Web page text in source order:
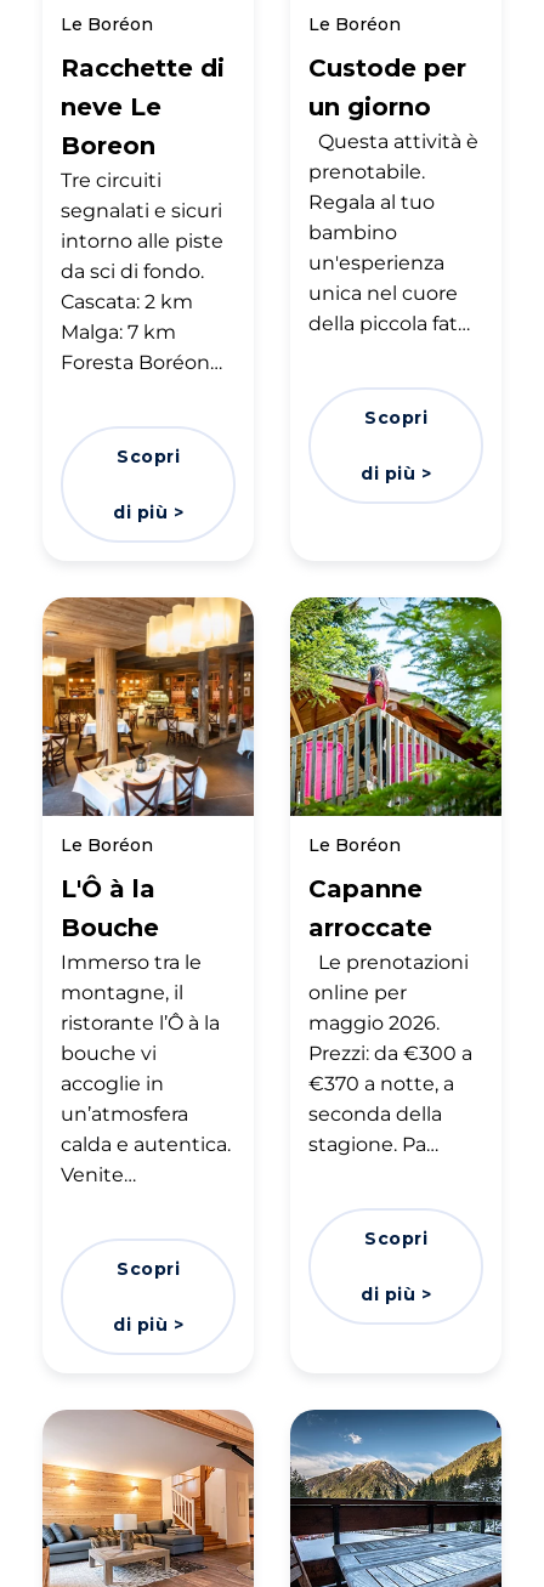
Le Boréon
Racchette di
neve Le
Boreon
Tre circuiti
segnalati e sicuri
intorno alle piste
da sci di fondo.
Cascata: 2 km
Malga: 7 km
Foresta Boréon…
Scopri
di più >
Le Boréon
Custode per
un giorno
Questa attività è
prenotabile.
Regala al tuo
bambino
un'esperienza
unica nel cuore
della piccola fat…
Scopri
di più >
Le Boréon
L'Ô à la
Bouche
Immerso tra le
montagne, il
ristorante l’Ô à la
bouche vi
accoglie in
un’atmosfera
calda e autentica.
Venite…
Scopri
di più >
Le Boréon
Capanne
arroccate
Le prenotazioni
online per
maggio 2026.
Prezzi: da €300 a
€370 a notte, a
seconda della
stagione. Pa…
Scopri
di più >